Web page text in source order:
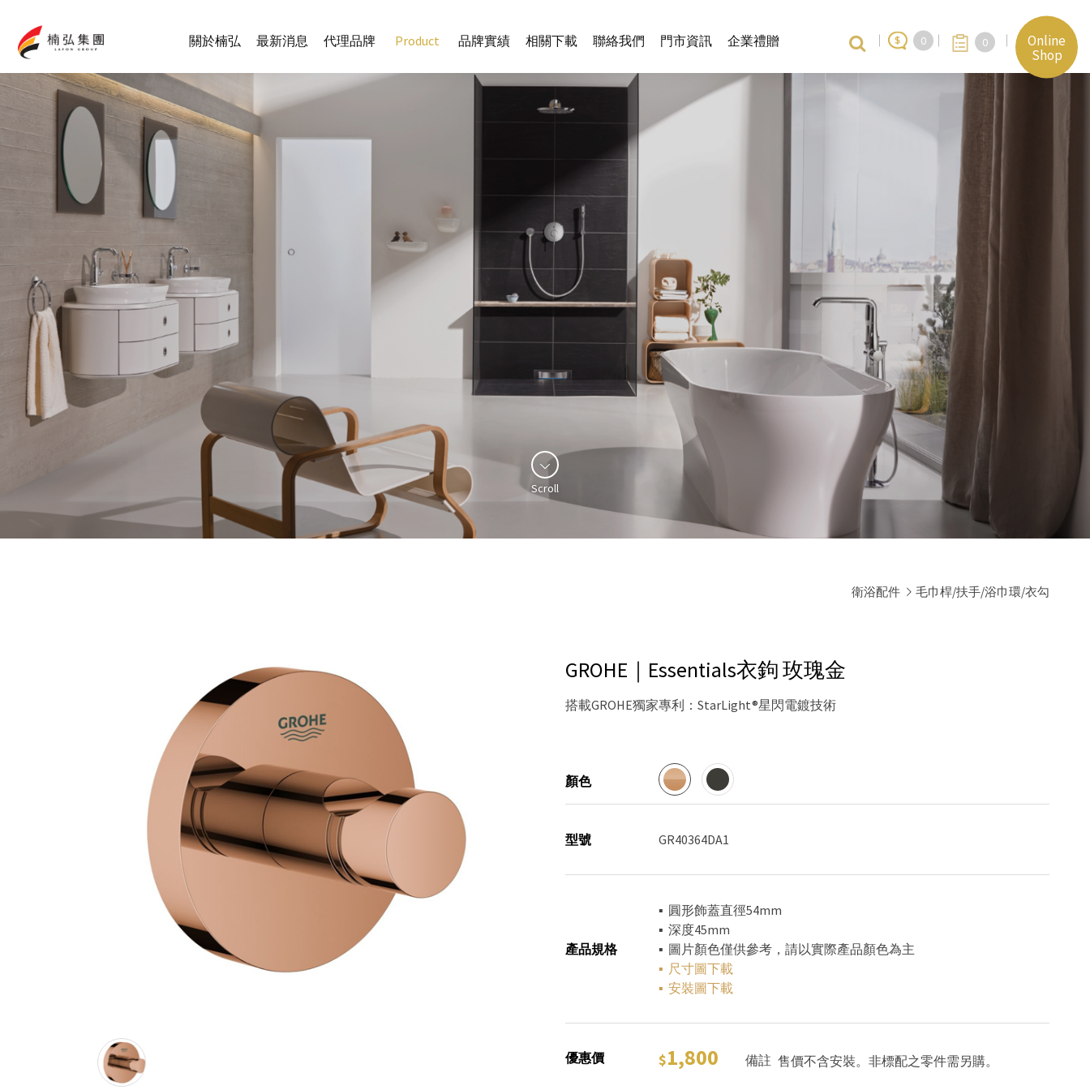
關於楠弘 最新消息 代理品牌 Product 品牌實績 相關下載 聯絡我們 門市資訊 企業禮贈 0 0
Online
Shop
Scroll
衛浴配件 毛巾桿/扶手/浴巾環/衣勾
GROHE｜Essentials衣鉤玫瑰金
搭載GROHE獨家專利：StarLight®星閃電鍍技術
顏色
型號 GR40364DA1
產品規格
▪ 圓形飾蓋直徑54mm
▪ 深度45mm
▪ 圖片顏色僅供參考，請以實際產品顏色為主
▪ 尺寸圖下載
▪ 安裝圖下載
優惠價 1,800 備註 售價不含安裝。非標配之零件需另購。